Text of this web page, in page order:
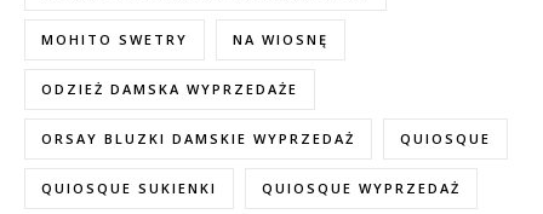
MOHITO SWETRY NA WIOSNĘ
ODZIEŻ DAMSKA WYPRZEDAŻE
ORSAY BLUZKI DAMSKIE WYPRZEDAŻ QUIOSQUE
QUIOSQUE SUKIENKI QUIOSQUE WYPRZEDAŻ